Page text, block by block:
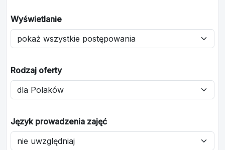
Wyświetlanie
Rodzaj oferty
Język prowadzenia zajęć